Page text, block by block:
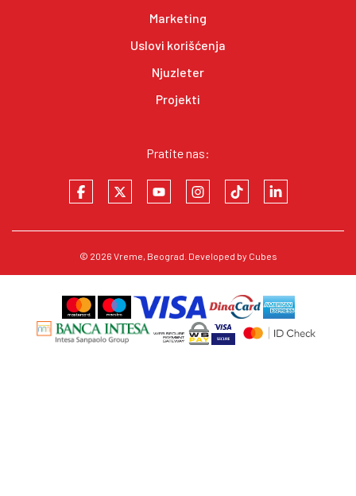
Marketing
Uslovi korišćenja
Njuzleter
Projekti
Pratite nas:
© 2026 Vreme, Beograd. Developed by Cubes